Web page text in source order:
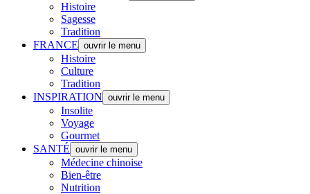
Histoire
Sagesse
Tradition
FRANCE ouvrir le menu
Histoire
Culture
Tradition
INSPIRATION ouvrir le menu
Insolite
Voyage
Gourmet
SANTÉ ouvrir le menu
Médecine chinoise
Bien-être
Nutrition